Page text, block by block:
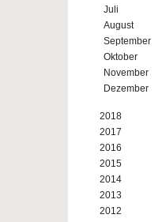
Juli
August
September
Oktober
November
Dezember
2018
2017
2016
2015
2014
2013
2012